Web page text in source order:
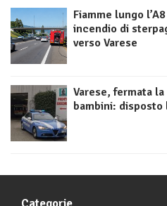
Fiamme lungo
incendio di
verso Varese
Varese, fermata
bambini: disposto